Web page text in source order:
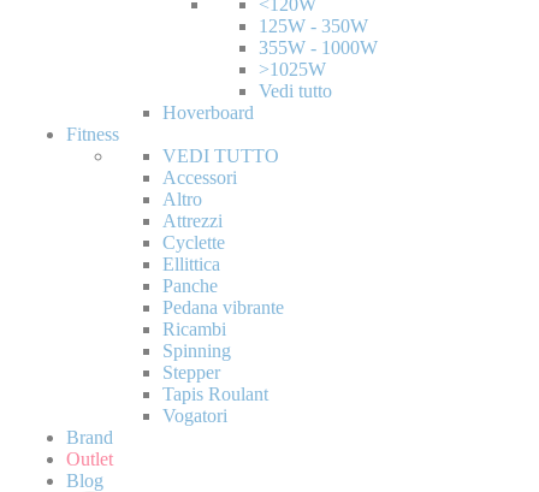
<120W
125W - 350W
355W - 1000W
>1025W
Vedi tutto
Hoverboard
Fitness
VEDI TUTTO
Accessori
Altro
Attrezzi
Cyclette
Ellittica
Panche
Pedana vibrante
Ricambi
Spinning
Stepper
Tapis Roulant
Vogatori
Brand
Outlet
Blog